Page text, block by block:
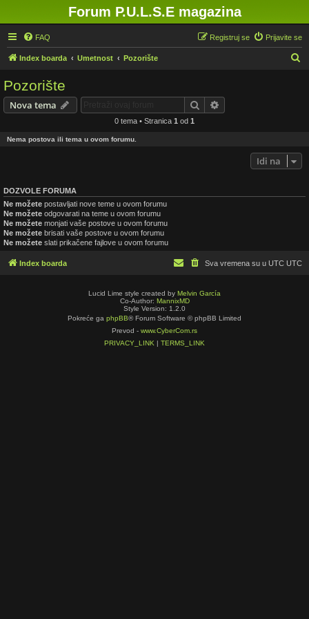
Forum P.U.L.S.E magazina
FAQ Prijavite se
Registruj se
Index boarda Umetnost Pozorište
g
Pozorište
Nova tema Pretraga
0 tema • Stranica 1 od 1
Nema postova ili tema u ovom forumu.
Idi na
DOZVOLE FORUMA
Ne možete postavljati nove teme u ovom forumu
Ne možete odgovarati na teme u ovom forumu
Ne možete monjati vaše postove u ovom forumu
Ne možete brisati vaše postove u ovom forumu
Ne možete slati prikačene fajlove u ovom forumu
Index boarda Sva vremena su u UTC UTC
Lucid Lime style created by Melvin García
Co-Author: MannixMD
Style Version: 1.2.0
Pokreće ga phpBB® Forum Software © phpBB Limited
Prevod - www.CyberCom.rs
PRIVACY_LINK | TERMS_LINK